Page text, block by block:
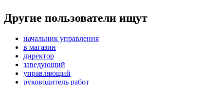
Другие пользователи ищут
начальник управления
в магазин
директор
заведующий
управляющий
руководитель работ